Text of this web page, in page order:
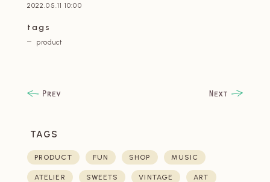
2022.05.11 10:00
tags
product
TAGS
PRODUCT FUN SHOP MUSIC
ATELIER SWEETS VINTAGE ART